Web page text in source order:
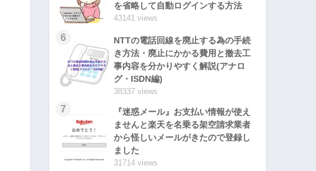
を省略して自動ログインする方法
43141 views
6
NTTの電話回線を廃止する為の手続
き方法・廃止にかかる費用と撤去工
事内容を分かりやすく解説(アナロ
グ・ISDN編)
38337 views
7
『迷惑メール』お支払い情報が使え
ませんと楽天を名乗る架空請求業者
から怪しいメールがきたので登録し
ました
31714 views